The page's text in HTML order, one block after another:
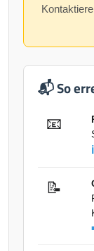
📬 So
📧
📝